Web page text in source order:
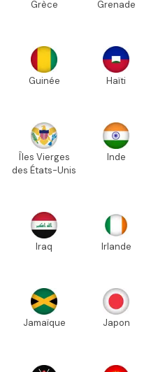
Grèce Grenade
Guinée Haïti
Îles Vierges
des États-Unis
Inde
Iraq Irlande
Jamaïque Japon